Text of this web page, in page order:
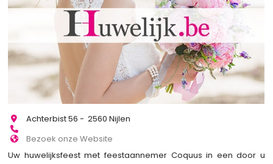
Achterbist 56 - 2560 Nijlen
Bezoek onze Website
Uw huwelijksfeest met feestaannemer Coquus in een door u